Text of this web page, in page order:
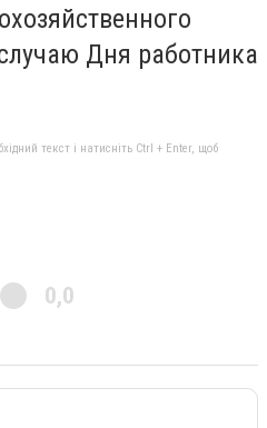
Дня работника
текст і натисніть Ctrl + Enter, щоб
0,0